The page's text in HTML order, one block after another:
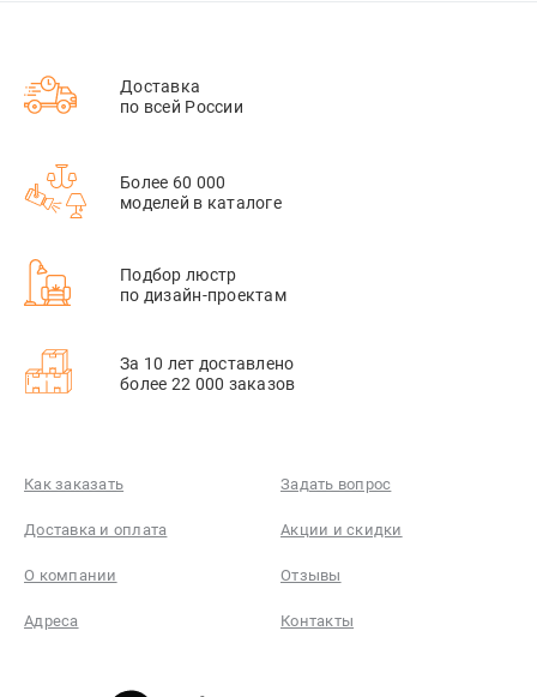
Доставка
по всей России
Более 60 000
моделей в каталоге
Подбор люстр
по дизайн-проектам
За 10 лет доставлено
более 22 000 заказов
Как заказать Задать вопрос
Доставка и оплата Акции и скидки
О компании Отзывы
Адреса Контакты